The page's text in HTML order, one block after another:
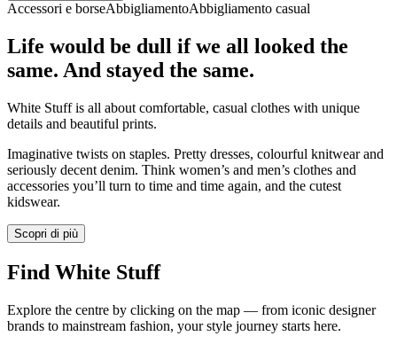
Accessori e borseAbbigliamentoAbbigliamento casual
Life would be dull if we all looked the
same. And stayed the same.
White Stuff is all about comfortable, casual clothes with unique
details and beautiful prints.
Imaginative twists on staples. Pretty dresses, colourful knitwear and
seriously decent denim. Think women’s and men’s clothes and
accessories you’ll turn to time and time again, and the cutest
kidswear.
Scopri di più
Find White Stuff
Explore the centre by clicking on the map — from iconic designer
brands to mainstream fashion, your style journey starts here.